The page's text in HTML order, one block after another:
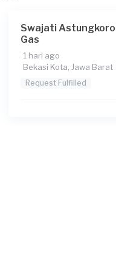
Request Fulfilled
Rusdian requested
Swajati
Gas
1 hari ago
Bekasi Kota, Jawa Barat
Request Fulfilled